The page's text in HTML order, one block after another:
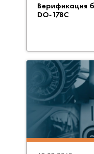
Верификация
DO-178C